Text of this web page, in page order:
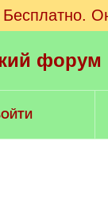
Бесплатно.